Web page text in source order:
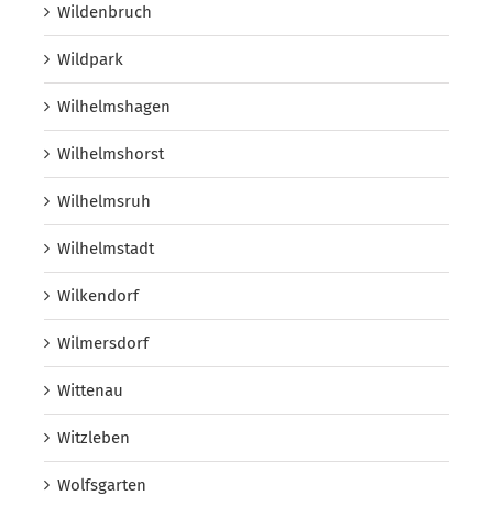
Wildenbruch
Wildpark
Wilhelmshagen
Wilhelmshorst
Wilhelmsruh
Wilhelmstadt
Wilkendorf
Wilmersdorf
Wittenau
Witzleben
Wolfsgarten